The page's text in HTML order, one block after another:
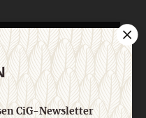
Abo online kündigen
CiG-Newsletter